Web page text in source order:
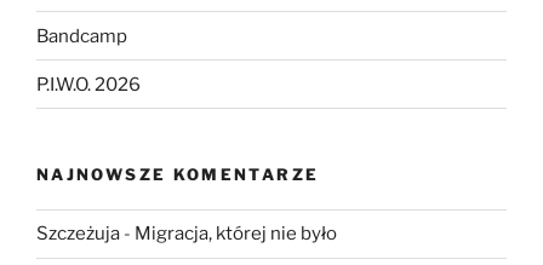
Bandcamp
P.I.W.O. 2026
NAJNOWSZE KOMENTARZE
Szczeżuja - Migracja, której nie było